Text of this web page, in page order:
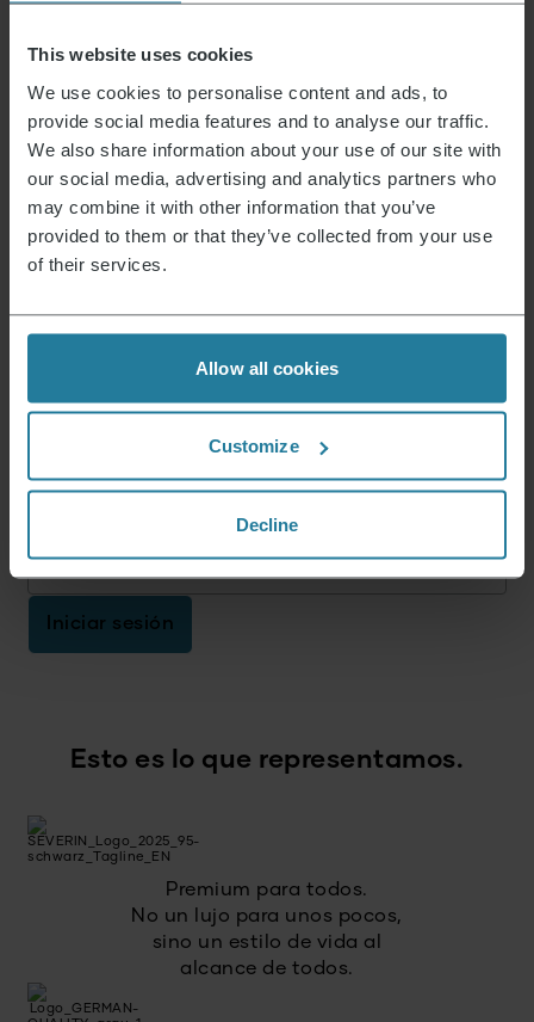
This website uses cookies
We use cookies to personalise content and ads, to
provide social media features and to analyse our traffic.
We also share information about your use of our site with
our social media, advertising and analytics partners who
may combine it with other information that you’ve
provided to them or that they’ve collected from your use
of their services.
Allow all cookies
Customize
Decline
Dimensiones del producto (HxWxD) (en cm) 22,5 x 43 x 29
Dimensiones del embalaje (HxWxD) (en cm)
Tipo_de_enchufe
Posibles sustancias peligrosas
Elektrogeräte Rücknahme Sí
Noticias y ofertas
Regístrate ahora y recibe un cupón del 15% para
tu próxima compra.
Iniciar sesión
Esto es lo que representamos.
Premium para todos.
No un lujo para unos pocos,
sino un estilo de vida al
alcance de todos.